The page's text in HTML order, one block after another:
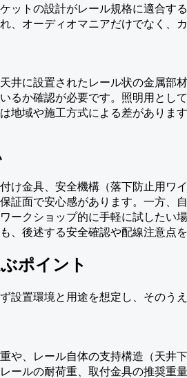
ットの設計がレール規格に適合
、オーディオマニアだけでなく、
井に設置されたレール状の金属
るか確認が必要です。照明用と
地域や施工方式による差があり
け金具、安全機構（落下防止用
証面で安心感があります。一方
ークショップ的に手軽に試した
、後述する安全確認や配線注意点
ポイント
設置環境と用途を想定し、そのう
や、レール自体の支持構造（天
ールの耐荷重、取付金具の推奨重